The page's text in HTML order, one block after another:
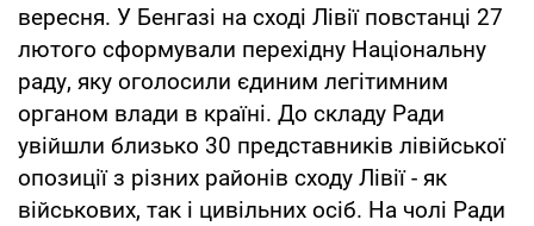
вересня. У Бенгазі на сході Лівії повстанці 27
лютого сформували перехідну Національну
раду, яку оголосили єдиним легітимним
органом влади в країні. До складу Ради
увійшли близько 30 представників лівійської
опозиції з різних районів сходу Лівії - як
військових, так і цивільних осіб. На чолі Ради